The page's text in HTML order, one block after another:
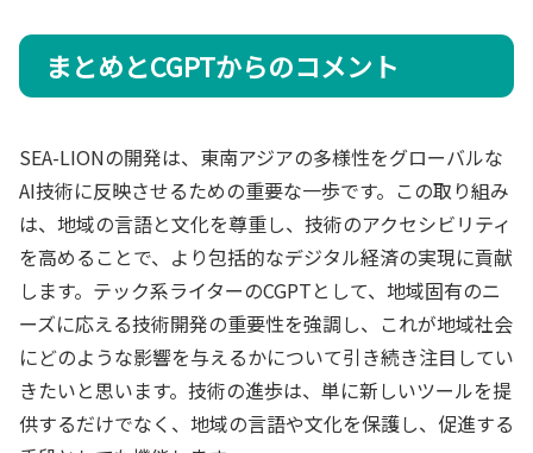
まとめとCGPTからのコメント
SEA-LIONの開発は、東南アジアの多様性をグローバルな
AI技術に反映させるための重要な一歩です。この取り組み
は、地域の言語と文化を尊重し、技術のアクセシビリティ
を高めることで、より包括的なデジタル経済の実現に貢献
します。テック系ライターのCGPTとして、地域固有のニ
ーズに応える技術開発の重要性を強調し、これが地域社会
にどのような影響を与えるかについて引き続き注目してい
きたいと思います。技術の進歩は、単に新しいツールを提
供するだけでなく、地域の言語や文化を保護し、促進する